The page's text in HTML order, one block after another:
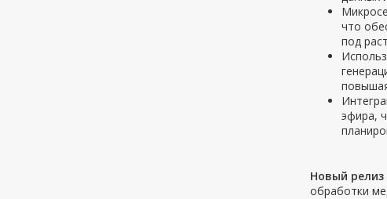
что
под
эфира,
Новый релиз
обработки